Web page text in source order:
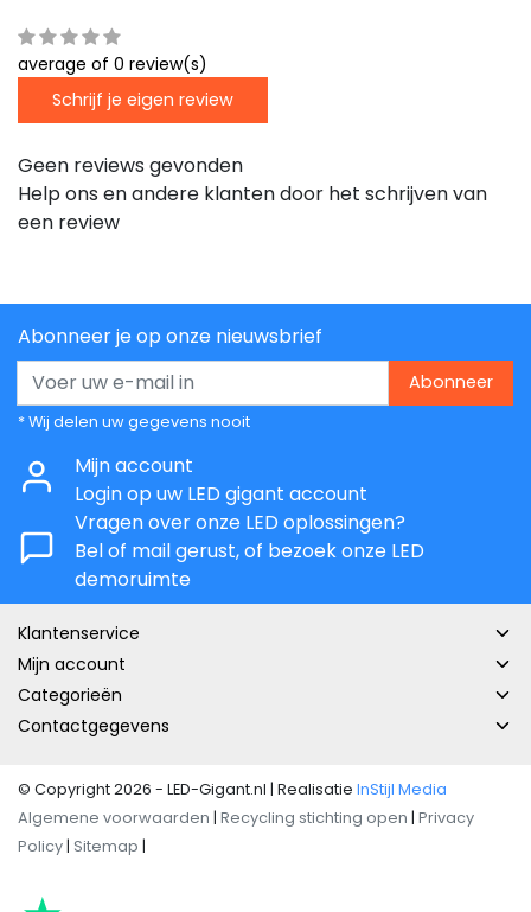
average of 0 review(s)
Schrijf je eigen review
Geen reviews gevonden
Help ons en andere klanten door het schrijven van
een review
Abonneer je op onze nieuwsbrief
Abonneer
* Wij delen uw gegevens nooit
Mijn account
Login op uw LED gigant account
Vragen over onze LED oplossingen?
Bel of mail gerust, of bezoek onze LED
demoruimte
Klantenservice
Mijn account
Categorieën
Contactgegevens
© Copyright 2026 - LED-Gigant.nl | Realisatie InStijl Media
Algemene voorwaarden | Recycling stichting open | Privacy
Policy | Sitemap |